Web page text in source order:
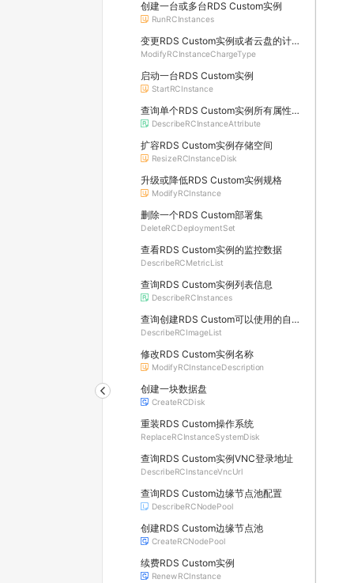
创建一台或多台RDS Custom实例
RunRCInstances
变更RDS Custom实例或者云盘的计费方式
ModifyRCInstanceChargeType
启动一台RDS Custom实例
StartRCInstance
查询单个RDS Custom实例所有属性信息
DescribeRCInstanceAttribute
扩容RDS Custom实例存储空间
ResizeRCInstanceDisk
升级或降低RDS Custom实例规格
ModifyRCInstance
删除一个RDS Custom部署集
DeleteRCDeploymentSet
查看RDS Custom实例的监控数据
DescribeRCMetricList
查询RDS Custom实例列表信息
DescribeRCInstances
查询创建RDS Custom可以使用的自定义镜像列表
DescribeRCImageList
修改RDS Custom实例名称
ModifyRCInstanceDescription
创建一块数据盘
CreateRCDisk
重装RDS Custom操作系统
ReplaceRCInstanceSystemDisk
查询RDS Custom实例VNC登录地址
DescribeRCInstanceVncUrl
查询RDS Custom边缘节点池配置
DescribeRCNodePool
创建RDS Custom边缘节点池
CreateRCNodePool
续费RDS Custom实例
RenewRCInstance